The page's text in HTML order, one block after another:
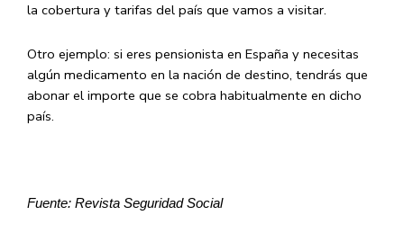
la cobertura y tarifas del país que vamos a visitar.
Otro ejemplo: si eres pensionista en España y necesitas
algún medicamento en la nación de destino, tendrás que
abonar el importe que se cobra habitualmente en dicho
país.
Fuente: Revista Seguridad Social